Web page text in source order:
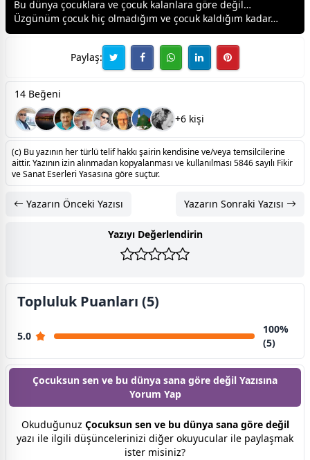
Bu dünya çocuklara ve çocuk kalanlara göre değil…
Üzgünüm çocuk hiç olmadığım ve çocuk kaldığım kadar…
Paylaş:
14 Beğeni
+6 kişi
(c) Bu yazının her türlü telif hakkı şairin kendisine ve/veya temsilcilerine
aittir. Yazının izin alınmadan kopyalanması ve kullanılması 5846 sayılı Fikir
ve Sanat Eserleri Yasasına göre suçtur.
Yazarın Önceki Yazısı Yazarın Sonraki Yazısı
Yazıyı Değerlendirin
Topluluk Puanları (5)
5.0
100%
(5)
Çocuksun sen ve bu dünya sana göre değil Yazısına
Yorum Yap
Okuduğunuz Çocuksun sen ve bu dünya sana göre değil
yazı ile ilgili düşüncelerinizi diğer okuyucular ile paylaşmak
ister misiniz?